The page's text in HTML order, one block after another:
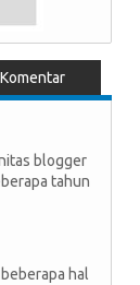
Komentar
blogger
tahun
hal